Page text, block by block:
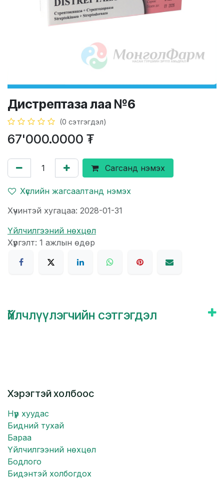
Дистрептаза лаа №6
(0 сэтгэгдэл)
67'000.0000 ₮
Сагсанд нэмэх
Хүслийн жагсаалтанд нэмэх
Хүчинтэй хугацаа: 2028-01-31
Үйлчилгээний нөхцөл
Хүргэлт: 1 ажлын өдөр
Үйлчлүүлэгчийн сэтгэгдэл
Хэрэгтэй холбоос
Нүүр хуудас
Бидний тухай
Бараа
Үйлчилгээний нөхцөл
Бодлого
Бидэнтэй холбогдох